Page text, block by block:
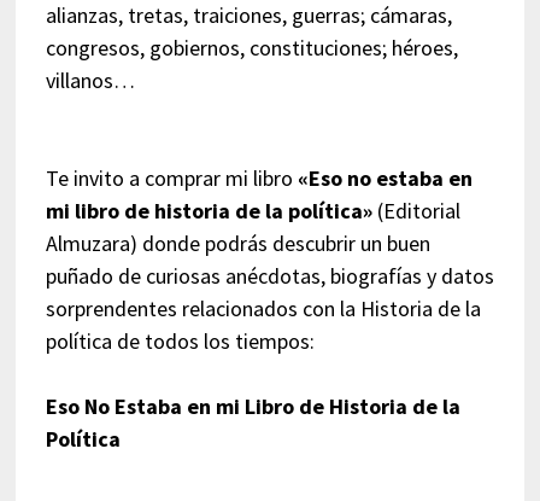
alianzas, tretas, traiciones, guerras; cámaras,
congresos, gobiernos, constituciones; héroes,
villanos…
Te invito a comprar mi libro «Eso no estaba en
mi libro de historia de la política»(Editorial
Almuzara) donde podrás descubrir un buen
puñado de curiosas anécdotas, biografías y datos
sorprendentes relacionados con la Historia de la
política de todos los tiempos:
Eso No Estaba en mi Libro de Historia de la
Política